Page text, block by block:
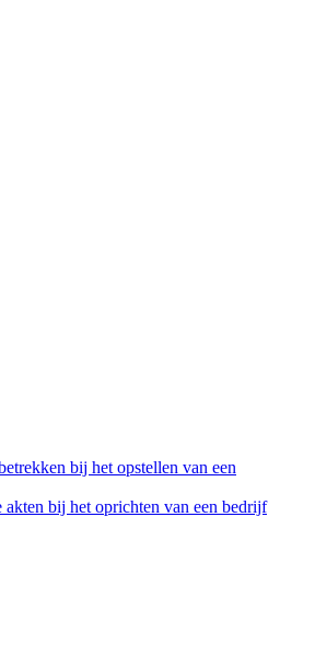
bij het opstellen van een
akten bij het oprichten van een bedrijf